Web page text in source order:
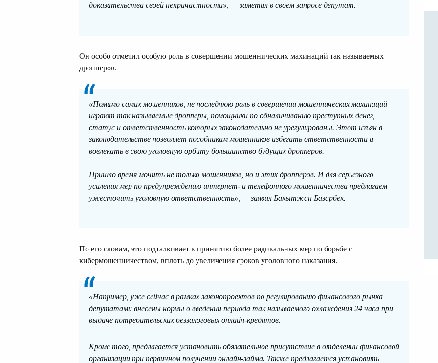
доказательства своей непричастности», — заметил в своем запросе депутат.
Он особо отметил особую роль в совершении мошеннических махинаций так называемых
дропперов.
«Помимо самих мошенников, не последнюю роль в совершении мошеннических махинаций
играют так называемые дропперы, помощники по обналичиванию преступных денег,
статус и ответственность которых законодательно не урегулированы. Этот изъян в
законодательстве позволяет пособникам мошенников избегать ответственности и
вовлекать в свою уголовную орбиту большинство будущих дропперов.
Пришло время мочить не только мошенников, но и этих дропперов. И для серьезного
усиления мер по предупреждению интернет- и телефонного мошенничества предлагаем
ужесточить уголовную ответственность», — заявил Бакытжан Базарбек.
По его словам, это подталкивает к принятию более радикальных мер по борьбе с
кибермошенничеством, вплоть до увеличения сроков уголовного наказания.
«Например, уже сейчас в рамках законопроектов по регулированию финансового рынка
депутатами внесены нормы о введении периода так называемого охлаждения 24 часа при
выдаче потребительских беззалоговых онлайн-кредитов.
Кроме того, предлагается установить обязательное присутствие в отделении финансовой
организации при первичном получении онлайн-займа. Также предлагается установить